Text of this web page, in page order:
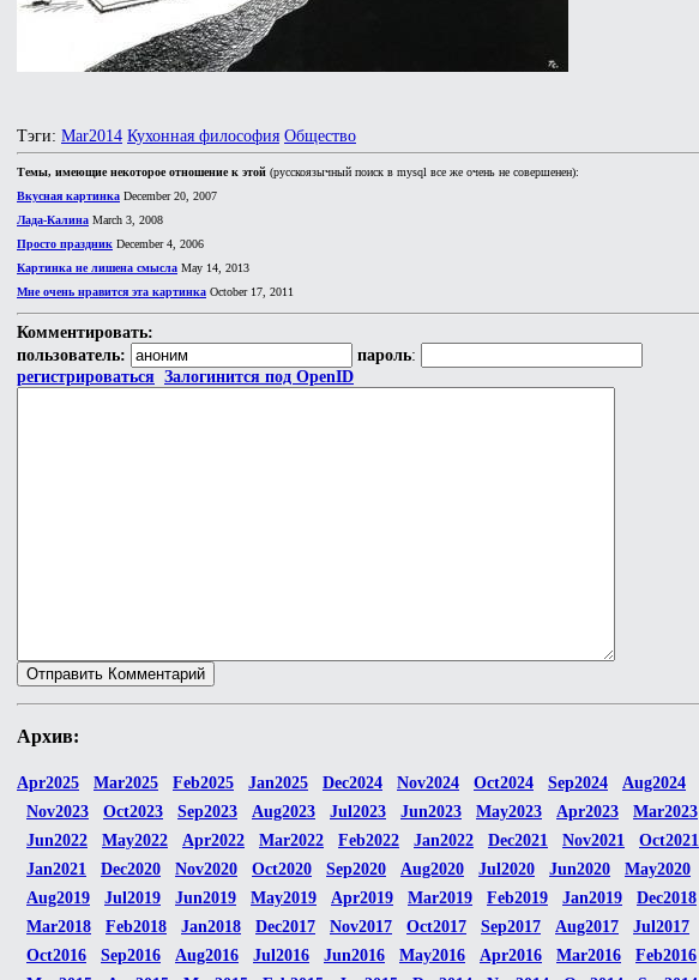
Тэги: Mar2014 Кухонная философия Общество
Темы, имеющие некоторое отношение к этой (русскоязычный поиск в mysql все же очень не совершенен):
Вкусная картинка December 20, 2007
Лада-Калина March 3, 2008
Просто праздник December 4, 2006
Картинка не лишена смысла May 14, 2013
Мне очень нравится эта картинка October 17, 2011
Комментировать:
пользователь:
пароль:
регистрироваться Залогинится под OpenID
Архив:
Apr2025 Mar2025 Feb2025 Jan2025 Dec2024 Nov2024 Oct2024 Sep2024 Aug2024
Nov2023
Oct2023 Sep2023 Aug2023 Jul2023 Jun2023 May2023 Apr2023 Mar2023
Jun2022
May2022 Apr2022 Mar2022 Feb2022 Jan2022 Dec2021 Nov2021 Oct2021
Jan2021
Dec2020 Nov2020 Oct2020 Sep2020 Aug2020 Jul2020 Jun2020 May2020
Aug2019
Jul2019 Jun2019 May2019 Apr2019 Mar2019 Feb2019 Jan2019 Dec2018
Mar2018
Feb2018 Jan2018 Dec2017 Nov2017 Oct2017 Sep2017 Aug2017 Jul2017
Oct2016
Sep2016 Aug2016 Jul2016 Jun2016 May2016 Apr2016 Mar2016 Feb2016